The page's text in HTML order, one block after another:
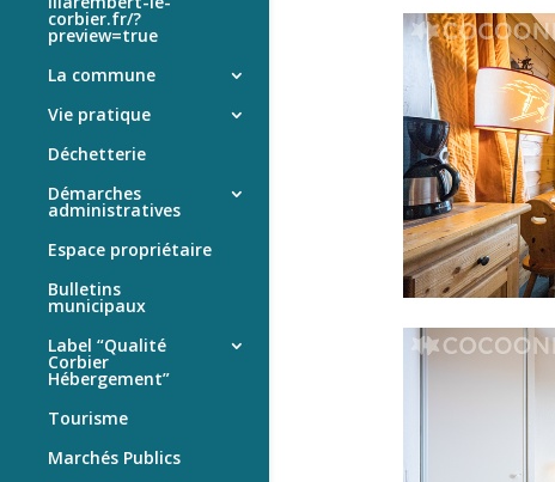
corbier.fr/?
preview=true
La commune
Vie pratique
Déchetterie
Démarches
administratives
Espace propriétaire
Bulletins
municipaux
Label “Qualité
Corbier
Hébergement”
Tourisme
Marchés Publics